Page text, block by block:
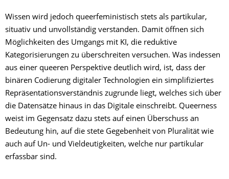
Wissen wird jedoch queerfeministisch stets als partikular,
situativ und unvollständig verstanden. Damit öffnen sich
Möglichkeiten des Umgangs mit KI, die reduktive
Kategorisierungen zu überschreiten versuchen. Was indessen
aus einer queeren Perspektive deutlich wird, ist, dass der
binären Codierung digitaler Technologien ein simplifiziertes
Repräsentationsverständnis zugrunde liegt, welches sich über
die Datensätze hinaus in das Digitale einschreibt. Queerness
weist im Gegensatz dazu stets auf einen Überschuss an
Bedeutung hin, auf die stete Gegebenheit von Pluralität wie
auch auf Un- und Vieldeutigkeiten, welche nur partikular
erfassbar sind.